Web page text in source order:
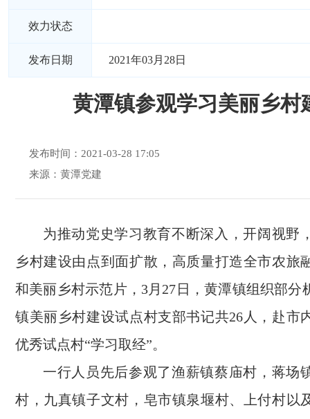
效力状态
发布日期 2021年03月28日
黄潭镇参观学习美丽乡村
发布时间：2021-03-28 17:05
来源：黄潭党建
为推动党史学习教育不断深入，开阔视野
乡村建设由点到面扩散，高质量打造全市农旅
和美丽乡村示范片，3月27日，黄潭镇组织部分
镇美丽乡村建设试点村支部书记共26人，赴市
优秀试点村“学习取经”。
一行人员先后参观了渔薪镇蔡庙村，蒋场
村，九真镇子文村，皂市镇泉堰村、上付村以